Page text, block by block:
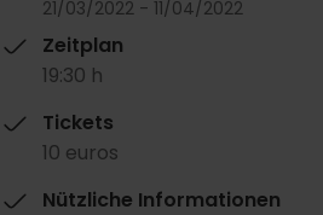
21/03/2022 - 11/04/2022
Zeitplan
19:30 h
Tickets
10 euros
Nützliche Informationen